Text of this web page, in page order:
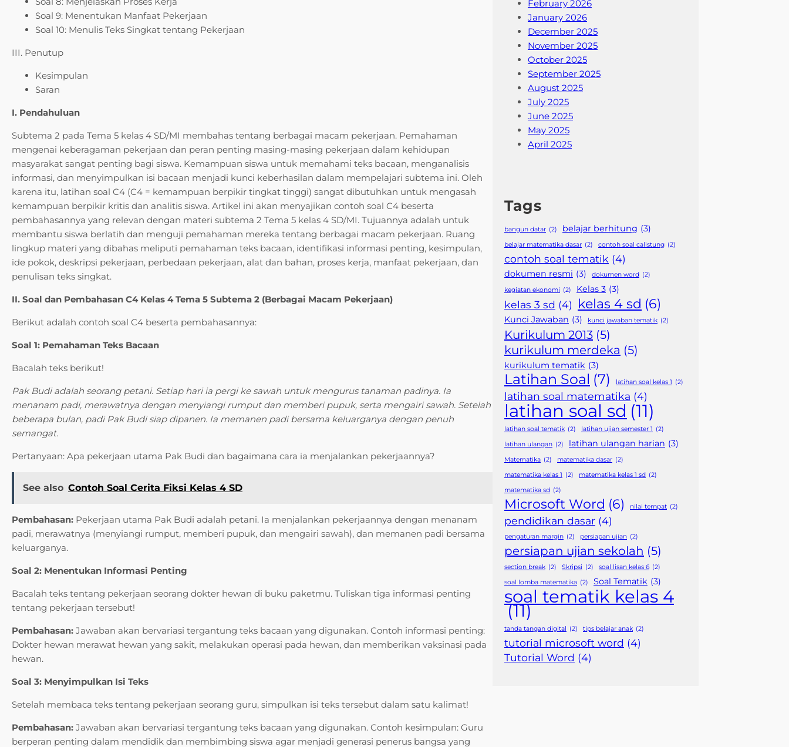
Soal 9: Menentukan Manfaat Pekerjaan
Soal 10: Menulis Teks Singkat tentang Pekerjaan
III. Penutup
Kesimpulan
Saran
I. Pendahuluan
Subtema 2 pada Tema 5 kelas 4 SD/MI membahas tentang berbagai macam pekerjaan. Pemahaman
mengenai keberagaman pekerjaan dan peran penting masing-masing pekerjaan dalam kehidupan
masyarakat sangat penting bagi siswa. Kemampuan siswa untuk memahami teks bacaan, menganalisis
informasi, dan menyimpulkan isi bacaan menjadi kunci keberhasilan dalam mempelajari subtema ini. Oleh
karena itu, latihan soal C4 (C4 = kemampuan berpikir tingkat tinggi) sangat dibutuhkan untuk mengasah
kemampuan berpikir kritis dan analitis siswa. Artikel ini akan menyajikan contoh soal C4 beserta
pembahasannya yang relevan dengan materi subtema 2 Tema 5 kelas 4 SD/MI. Tujuannya adalah untuk
membantu siswa berlatih dan menguji pemahaman mereka tentang berbagai macam pekerjaan. Ruang
lingkup materi yang dibahas meliputi pemahaman teks bacaan, identifikasi informasi penting, kesimpulan,
ide pokok, deskripsi pekerjaan, perbedaan pekerjaan, alat dan bahan, proses kerja, manfaat pekerjaan, dan
penulisan teks singkat.
II. Soal dan Pembahasan C4 Kelas 4 Tema 5 Subtema 2 (Berbagai Macam Pekerjaan)
Berikut adalah contoh soal C4 beserta pembahasannya:
Soal 1: Pemahaman Teks Bacaan
Bacalah teks berikut!
Pak Budi adalah seorang petani. Setiap hari ia pergi ke sawah untuk mengurus tanaman padinya. Ia
menanam padi, merawatnya dengan menyiangi rumput dan memberi pupuk, serta mengairi sawah. Setelah
beberapa bulan, padi Pak Budi siap dipanen. Ia memanen padi bersama keluarganya dengan penuh
semangat.
Pertanyaan: Apa pekerjaan utama Pak Budi dan bagaimana cara ia menjalankan pekerjaannya?
See also Contoh Soal Cerita Fiksi Kelas 4 SD
Pembahasan: Pekerjaan utama Pak Budi adalah petani. Ia menjalankan pekerjaannya dengan menanam
padi, merawatnya (menyiangi rumput, memberi pupuk, dan mengairi sawah), dan memanen padi bersama
keluarganya.
Soal 2: Menentukan Informasi Penting
Bacalah teks tentang pekerjaan seorang dokter hewan di buku paketmu. Tuliskan tiga informasi penting
tentang pekerjaan tersebut!
Pembahasan: Jawaban akan bervariasi tergantung teks bacaan yang digunakan. Contoh informasi penting:
Dokter hewan merawat hewan yang sakit, melakukan operasi pada hewan, dan memberikan vaksinasi pada
hewan.
Soal 3: Menyimpulkan Isi Teks
Setelah membaca teks tentang pekerjaan seorang guru, simpulkan isi teks tersebut dalam satu kalimat!
Pembahasan: Jawaban akan bervariasi tergantung teks bacaan yang digunakan. Contoh kesimpulan: Guru
berperan penting dalam mendidik dan membimbing siswa agar menjadi generasi penerus bangsa yang
February 2026
January 2026
December 2025
November 2025
October 2025
September 2025
August 2025
July 2025
June 2025
May 2025
April 2025
Tags
bangun datar (2) belajar berhitung (3)
belajar matematika dasar (2) contoh soal calistung (2)
contoh soal tematik (4)
dokumen resmi (3) dokumen word (2)
kegiatan ekonomi (2) Kelas 3 (3)
kelas 3 sd (4) kelas 4 sd (6)
Kunci Jawaban (3) kunci jawaban tematik (2)
Kurikulum 2013 (5)
kurikulum merdeka (5)
kurikulum tematik (3)
Latihan Soal (7) latihan soal kelas 1 (2)
latihan soal matematika (4)
latihan soal sd (11)
latihan soal tematik (2) latihan ujian semester 1 (2)
latihan ulangan (2) latihan ulangan harian (3)
Matematika (2) matematika dasar (2)
matematika kelas 1 (2) matematika kelas 1 sd (2)
matematika sd (2)
Microsoft Word (6) nilai tempat (2)
pendidikan dasar (4)
pengaturan margin (2) persiapan ujian (2)
persiapan ujian sekolah (5)
section break (2) Skripsi (2) soal lisan kelas 6 (2)
soal lomba matematika (2) Soal Tematik (3)
soal tematik kelas 4
(11)
tanda tangan digital (2) tips belajar anak (2)
tutorial microsoft word (4)
Tutorial Word (4)